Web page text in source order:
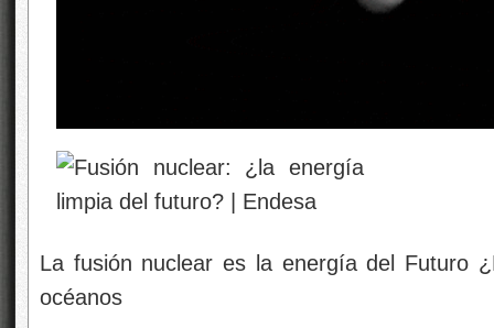
La fusión nuclear es la energía del Futuro
océanos